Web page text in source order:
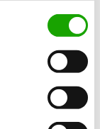
Details